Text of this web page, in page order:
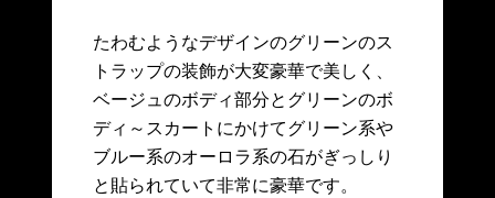
たわむようなデザインのグリーンのス
トラップの装飾が大変豪華で美しく、
ベージュのボディ部分とグリーンのボ
ディ～スカートにかけてグリーン系や
ブルー系のオーロラ系の石がぎっしり
と貼られていて非常に豪華です。